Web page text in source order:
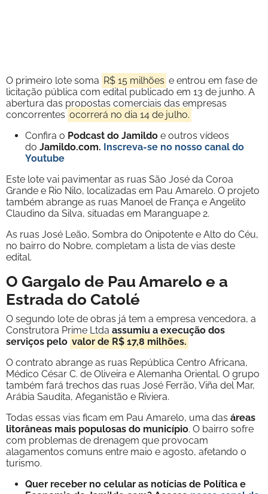
O primeiro lote soma R$ 15 milhões e entrou em fase de
licitação pública com edital publicado em 13 de junho. A
abertura das propostas comerciais das empresas
concorrentes ocorrerá no dia 14 de julho.
Confira o Podcast do Jamildo e outros vídeos
do Jamildo.com. Inscreva-se no nosso canal do
Youtube
Este lote vai pavimentar as ruas São José da Coroa
Grande e Rio Nilo, localizadas em Pau Amarelo. O projeto
também abrange as ruas Manoel de França e Angelito
Claudino da Silva, situadas em Maranguape 2.
As ruas José Leão, Sombra do Onipotente e Alto do Céu,
no bairro do Nobre, completam a lista de vias deste
edital.
O Gargalo de Pau Amarelo e a
Estrada do Catolé
O segundo lote de obras já tem a empresa vencedora, a
Construtora Prime Ltda assumiu a execução dos
serviços pelo valor de R$ 17,8 milhões.
O contrato abrange as ruas República Centro Africana,
Médico César C. de Oliveira e Alemanha Oriental. O grupo
também fará trechos das ruas José Ferrão, Viña del Mar,
Arábia Saudita, Afeganistão e Riviera.
Todas essas vias ficam em Pau Amarelo, uma das áreas
litorâneas mais populosas do município. O bairro sofre
com problemas de drenagem que provocam
alagamentos comuns entre maio e agosto, afetando o
turismo.
Quer receber no celular as notícias de Política e